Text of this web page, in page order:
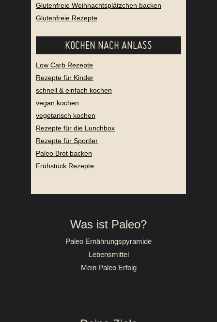
Glutenfreie Weihnachtsplätzchen backen
Glutenfreie Rezepte
KOCHEN NACH ANLASS
Low Carb Rezepte
Rezepte für Kinder
schnell & einfach kochen
vegan kochen
vegetarisch kochen
Rezepte für die Lunchbox
Rezepte für Sportler
Paleo Brot backen
Frühstück Rezepte
Was ist Paleo?
Paleo Ernährungspyramide
Lebensmittel
Mein Paleo Erfolg